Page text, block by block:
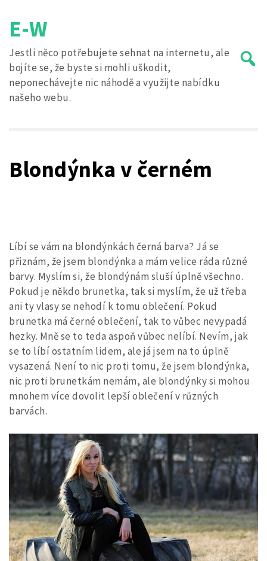
content
E-W
Jestli něco potřebujete sehnat na internetu, ale
bojíte se, že byste si mohli uškodit,
neponechávejte nic náhodě a využijte nabídku
našeho webu.
Blondýnka v černém
Líbí se vám na blondýnkách černá barva? Já se
přiznám, že jsem blondýnka a mám velice ráda různé
barvy. Myslím si, že blondýnám sluší úplně všechno.
Pokud je někdo brunetka, tak si myslím, že už třeba
ani ty vlasy se nehodí k tomu oblečení. Pokud
brunetka má černé oblečení, tak to vůbec nevypadá
hezky. Mně se to teda aspoň vůbec nelíbí. Nevím, jak
se to líbí ostatním lidem, ale já jsem na to úplně
vysazená. Není to nic proti tomu, že jsem blondýnka,
nic proti brunetkám nemám, ale blondýnky si mohou
mnohem více dovolit lepší oblečení v různých
barvách.